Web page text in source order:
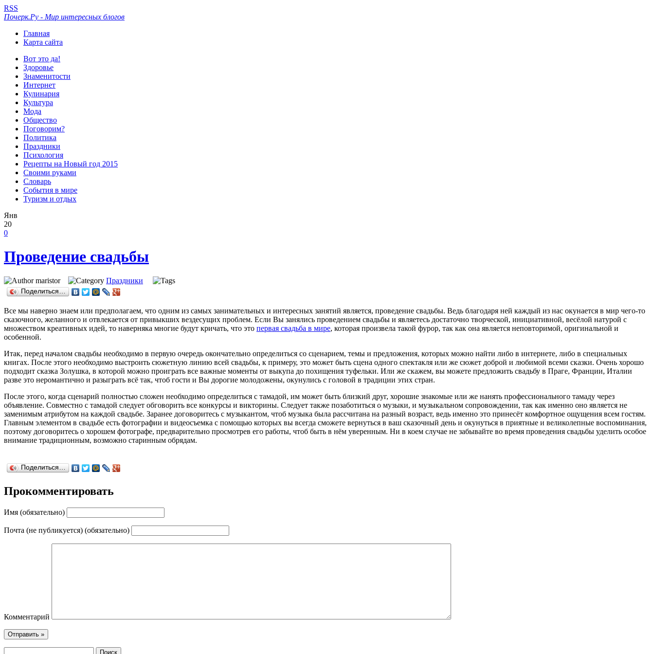
RSS
Почерк.Ру - Мир интересных блогов
Главная
Карта сайта
Вот это да!
Здоровье
Знаменитости
Интернет
Кулинария
Культура
Мода
Общество
Поговорим?
Политика
Праздники
Психология
Рецепты на Новый год 2015
Своими руками
Словарь
События в мире
Туризм и отдых
Янв
20
0
Проведение свадьбы
maristor Праздники
Поделиться…
Все мы наверно знаем или предполагаем, что одним из самых занимательных и интересных занятий является, проведение свадьбы. Ведь благодаря ней каждый из нас окунается в мир чего-то
сказочного, желанного и отвлекается от привыкших вездесущих проблем. Если Вы занялись проведением свадьбы и являетесь достаточно творческой, инициативной, весёлой натурой с
множеством креативных идей, то наверняка многие будут кричать, что это первая свадьба в мире, которая произвела такой фурор, так как она является неповторимой, оригинальной и
особенной.
Итак, перед началом свадьбы необходимо в первую очередь окончательно определиться со сценарием, темы и предложения, которых можно найти либо в интернете, либо в специальных
книгах. После этого необходимо выстроить сюжетную линию всей свадьбы, к примеру, это может быть сцена одного спектакля или же сюжет доброй и любимой всеми сказки. Очень хорошо
подходит сказка Золушка, в которой можно проиграть все важные моменты от выкупа до похищения туфельки. Или же скажем, вы можете предложить свадьбу в Праге, Франции, Италии
разве это неромантично и разыграть всё так, чтоб гости и Вы дорогие молодожены, окунулись с головой в традиции этих стран.
После этого, когда сценарий полностью сложен необходимо определиться с тамадой, им может быть близкий друг, хорошие знакомые или же нанять профессионального тамаду через
объявление. Совместно с тамадой следует обговорить все конкурсы и викторины. Следует также позаботиться о музыки, и музыкальном сопровождении, так как именно оно является не
заменимым атрибутом на каждой свадьбе. Заранее договоритесь с музыкантом, чтоб музыка была рассчитана на разный возраст, ведь именно это принесёт комфортное ощущения всем гостям.
Главным элементом в свадьбе есть фотографии и видеосъемка с помощью которых вы всегда сможете вернуться в ваш сказочный день и окунуться в приятные и великолепные воспоминания,
поэтому договоритесь о хорошем фотографе, предварительно просмотрев его работы, чтоб быть в нём уверенным. Ни в коем случае не забывайте во время проведения свадьбы уделить особое
внимание традиционным, возможно старинным обрядам.
Поделиться…
Прокомментировать
Имя (обязательно)
Почта (не публикуется) (обязательно)
Комментарий